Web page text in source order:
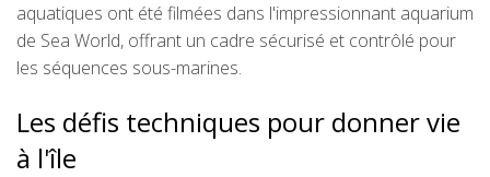
aquatiques ont été filmées dans l'impressionnant aquarium
de Sea World, offrant un cadre sécurisé et contrôlé pour
les séquences sous-marines.
Les défis techniques pour donner vie
à l'île